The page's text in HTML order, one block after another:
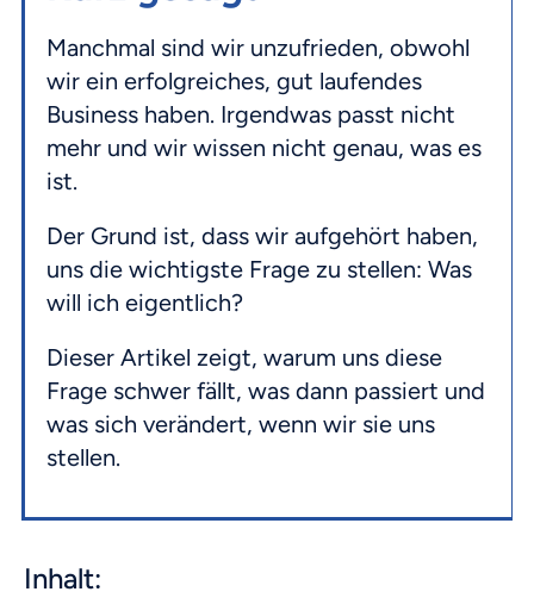
Manchmal sind wir unzufrieden, obwohl
wir ein erfolgreiches, gut laufendes
Business haben. Irgendwas passt nicht
mehr und wir wissen nicht genau, was es
ist.
Der Grund ist, dass wir aufgehört haben,
uns die wichtigste Frage zu stellen: Was
will ich eigentlich?
Dieser Artikel zeigt, warum uns diese
Frage schwer fällt, was dann passiert und
was sich verändert, wenn wir sie uns
stellen.
Inhalt: